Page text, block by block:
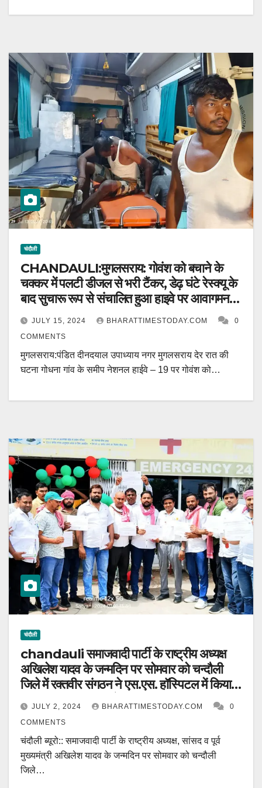
चंदौली
CHANDAULI:मुगलसराय: गोवंश को बचाने के
चक्कर में पलटी डीजल से भरी टैंकर, डेढ़ घंटे रेस्क्यू के
बाद सुचारू रूप से संचालित हुआ हाइवे पर आवागमन…
JULY 15, 2024 BHARATTIMESTODAY.COM
0
COMMENTS
मुगलसराय:पंडित दीनदयाल उपाध्याय नगर मुगलसराय देर रात की
घटना गोधना गांव के समीप नेशनल हाईवे – 19 पर गोवंश को…
चंदौली
chandauli समाजवादी पार्टी के राष्ट्रीय अध्यक्ष
अखिलेश यादव के जन्मदिन पर सोमवार को चन्दौली
जिले में रक्तवीर संगठन ने एस.एस. हॉस्पिटल में किया
रक्तदान शिविर का आयोजन।
JULY 2, 2024 BHARATTIMESTODAY.COM
0
COMMENTS
चंदौली ब्यूरो:: समाजवादी पार्टी के राष्ट्रीय अध्यक्ष, सांसद व पूर्व
मुख्यमंत्री अखिलेश यादव के जन्मदिन पर सोमवार को चन्दौली
जिले…